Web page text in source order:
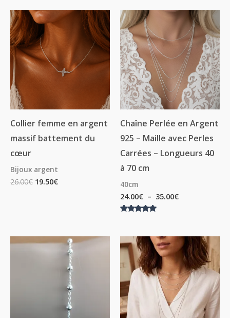
Collier femme en argent
massif battement du
cœur
Bijoux argent
26.00€ 19.50€
Chaîne Perlée en Argent
925 – Maille avec Perles
Carrées – Longueurs 40
à 70 cm
40cm
24.00€ – 35.00€
Plage
de
prix :
24.00€
à
35.00€
Plage
de
prix :
20.00€
à
24.00€